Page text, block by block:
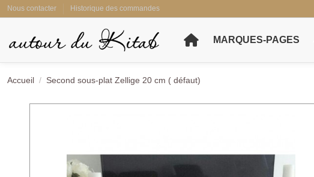
Nous contacter Historique des commandes
MARQUES-PAGES
Accueil Second sous-plat Zellige 20 cm ( défaut)